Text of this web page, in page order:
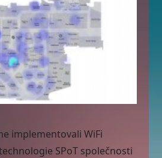
implementovali WiFi
SPoT společnosti